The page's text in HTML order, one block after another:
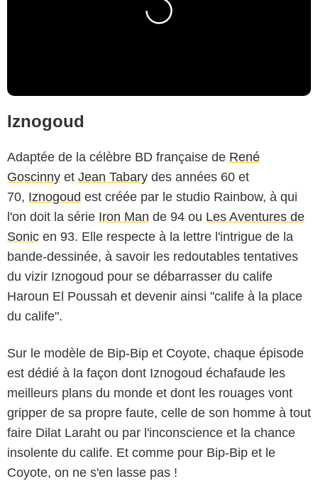
Iznogoud
Adaptée de la célèbre BD française de René
Goscinny et Jean Tabary des années 60 et
70, Iznogoud est créée par le studio Rainbow, à qui
l'on doit la série Iron Man de 94 ou Les Aventures de
Sonic en 93. Elle respecte à la lettre l'intrigue de la
bande-dessinée, à savoir les redoutables tentatives
du vizir Iznogoud pour se débarrasser du calife
Haroun El Poussah et devenir ainsi "calife à la place
du calife".
Sur le modèle de Bip-Bip et Coyote, chaque épisode
est dédié à la façon dont Iznogoud échafaude les
meilleurs plans du monde et dont les rouages vont
gripper de sa propre faute, celle de son homme à tout
faire Dilat Laraht ou par l'inconscience et la chance
insolente du calife. Et comme pour Bip-Bip et le
Coyote, on ne s'en lasse pas !